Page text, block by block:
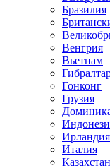
Бразилия
Венгрия
Вьетнам
Гонконг
Грузия
Ирландия
Италия
Казахстан